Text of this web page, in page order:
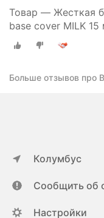
Товар — Жесткая
base cover MILK 15
Больше отзывов про
Колумбус
Сообщить об
Настройки